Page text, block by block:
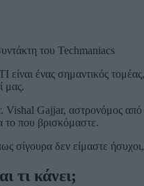
του Techmaniacs
ένας σημαντικός
μας.
Gajjar, αστρονόμος από
το που βρισκόμαστε.
σίγουρα δεν είμαστε
τι κάνει;